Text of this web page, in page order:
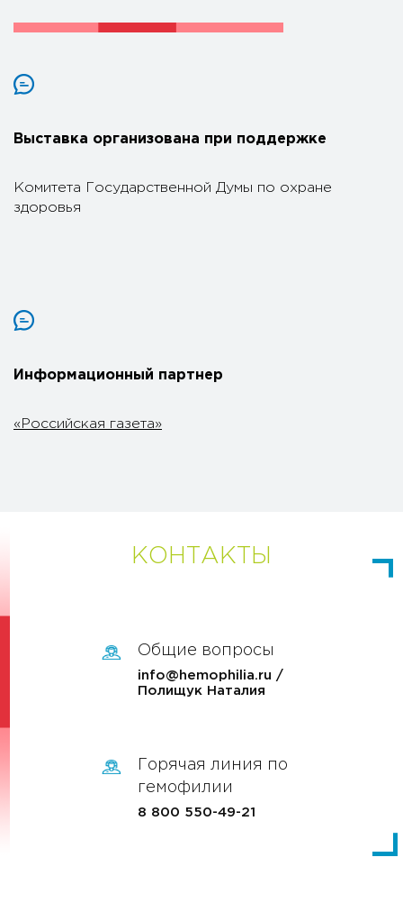
Выставка организована при поддержке
Комитета Государственной Думы по охране
здоровья
Информационный партнер
«Российская газета»
КОНТАКТЫ
Общие вопросы
info@hemophilia.ru /
Полищук Наталия
Горячая линия по
гемофилии
8 800 550-49-21